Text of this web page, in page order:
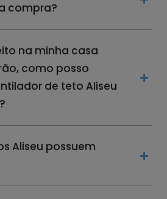
compra?
na minha casa
como posso
de teto Aliseu
Aliseu possuem